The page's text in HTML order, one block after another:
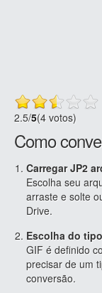
2.5/5(4 votos)
Como
Carregar JP2
Escolha seu
arraste e solte
Drive.
Escolha do
GIF é definido
precisar de um
conversão.